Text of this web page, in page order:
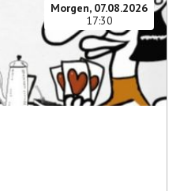
Morgen, 07.08.2026
17:30